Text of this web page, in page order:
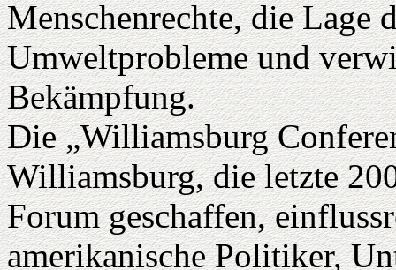
Menschenrechte, die Lage
Umweltprobleme und
Bekämpfung.
Die „Williamsburg
Williamsburg, die letzte
Forum geschaffen,
amerikanische Politiker,